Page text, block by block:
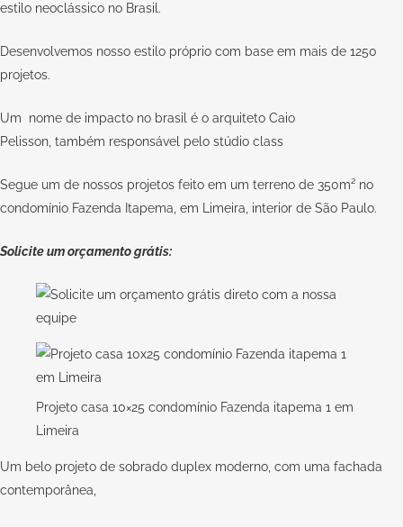
estilo neoclássico no Brasil.
Desenvolvemos nosso estilo próprio com base em mais de 1250
projetos.
Um nome de impacto no brasil é o arquiteto Caio
Pelisson, também responsável pelo stúdio class
Segue um de nossos projetos feito em um terreno de 350m² no
condomínio Fazenda Itapema, em Limeira, interior de São Paulo.
Solicite um orçamento grátis:
Projeto casa 10×25 condomínio Fazenda itapema 1 em
Limeira
Um belo projeto de sobrado duplex moderno, com uma fachada
contemporânea,